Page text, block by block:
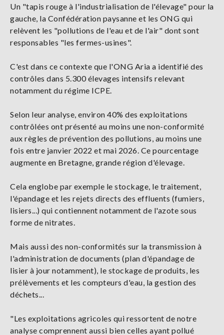
Un "tapis rouge à l'industrialisation de l'élevage" pour la
gauche, la Confédération paysanne et les ONG qui
relèvent les "pollutions de l'eau et de l'air" dont sont
responsables "les fermes-usines".
C'est dans ce contexte que l'ONG Aria a identifié des
contrôles dans 5.300 élevages intensifs relevant
notamment du régime ICPE.
Selon leur analyse, environ 40% des exploitations
contrôlées ont présenté au moins une non-conformité
aux règles de prévention des pollutions, au moins une
fois entre janvier 2022 et mai 2026. Ce pourcentage
augmente en Bretagne, grande région d'élevage.
Cela englobe par exemple le stockage, le traitement,
l'épandage et les rejets directs des effluents (fumiers,
lisiers...) qui contiennent notamment de l'azote sous
forme de nitrates.
Mais aussi des non-conformités sur la transmission à
l'administration de documents (plan d'épandage de
lisier à jour notamment), le stockage de produits, les
prélèvements et les compteurs d'eau, la gestion des
déchets...
"Les exploitations agricoles qui ressortent de notre
analyse comprennent aussi bien celles ayant pollué